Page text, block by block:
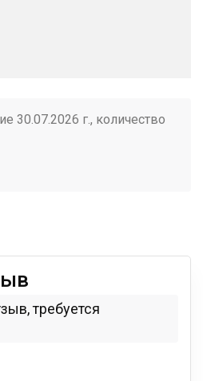
30.07.2026 г., количество
требуется